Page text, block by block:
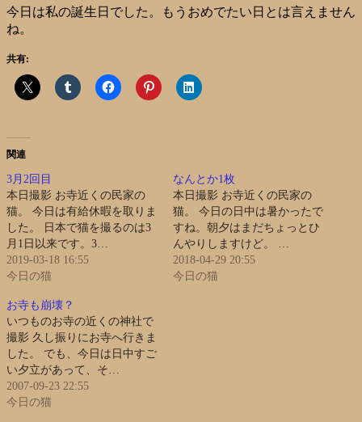
今日は私の誕生日でした。もうおめでたい日とは言えません
ね。
共有:
関連
3月2回目
本日撮影 お寺近くの民家の
猫。 今日は有給休暇を取りま
した。 日本で猫を撮るのは3
月1日以来です。3…
2019-03-18 16:55
今日の猫
なんとか1枚
本日撮影 お寺近くの民家の
猫。 今日の日中は暑かったで
すね。朝夕はまだちょっとひ
んやりしますけど。 …
2018-04-29 20:55
今日の猫
お寺も崩壊？
いつものお寺の近くの神社で
撮影 久し振りにお寺へ行きま
した。 でも、今日は日中すご
い夕立があって、そ…
2007-09-23 22:55
今日の猫